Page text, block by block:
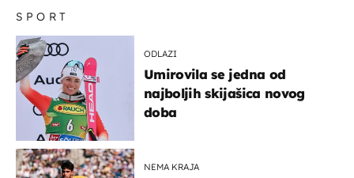
SPORT
ODLAZI
Umirovila se jedna od
najboljih skijašica novog
doba
NEMA KRAJA